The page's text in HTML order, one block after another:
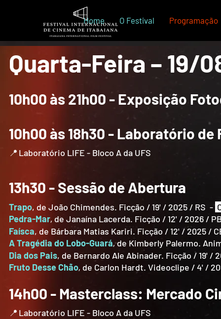
Home O Festival Programação
Quarta-Feira – 19/
10h00 às 21h00 - Exposição
10h00 às 18h30 - Laboratório de
📍 Laboratório LIFE - Bloco A da UFS
13h30 - Sessão de Abertura
Trapo, de João Chimendes. Ficção / 19' / 2025 / RS -
Pedra-Mar, de Janaína Lacerda. Ficção / 12' / 2026 /
Faísca, de Bárbara Matias Kariri. Ficção / 12' / 2025 /
A Tragédia do Lobo-Guará​,de Kimberly Palermo.
Dia dos Pais, de Bernardo Ale Abinader. Ficção / 19' /
Fruto Desse Chão​, de Carlon Hardt. Videoclipe / 4' /
14h00 - Masterclass: Mercado
📍 Laboratório LIFE - Bloco A da UFS